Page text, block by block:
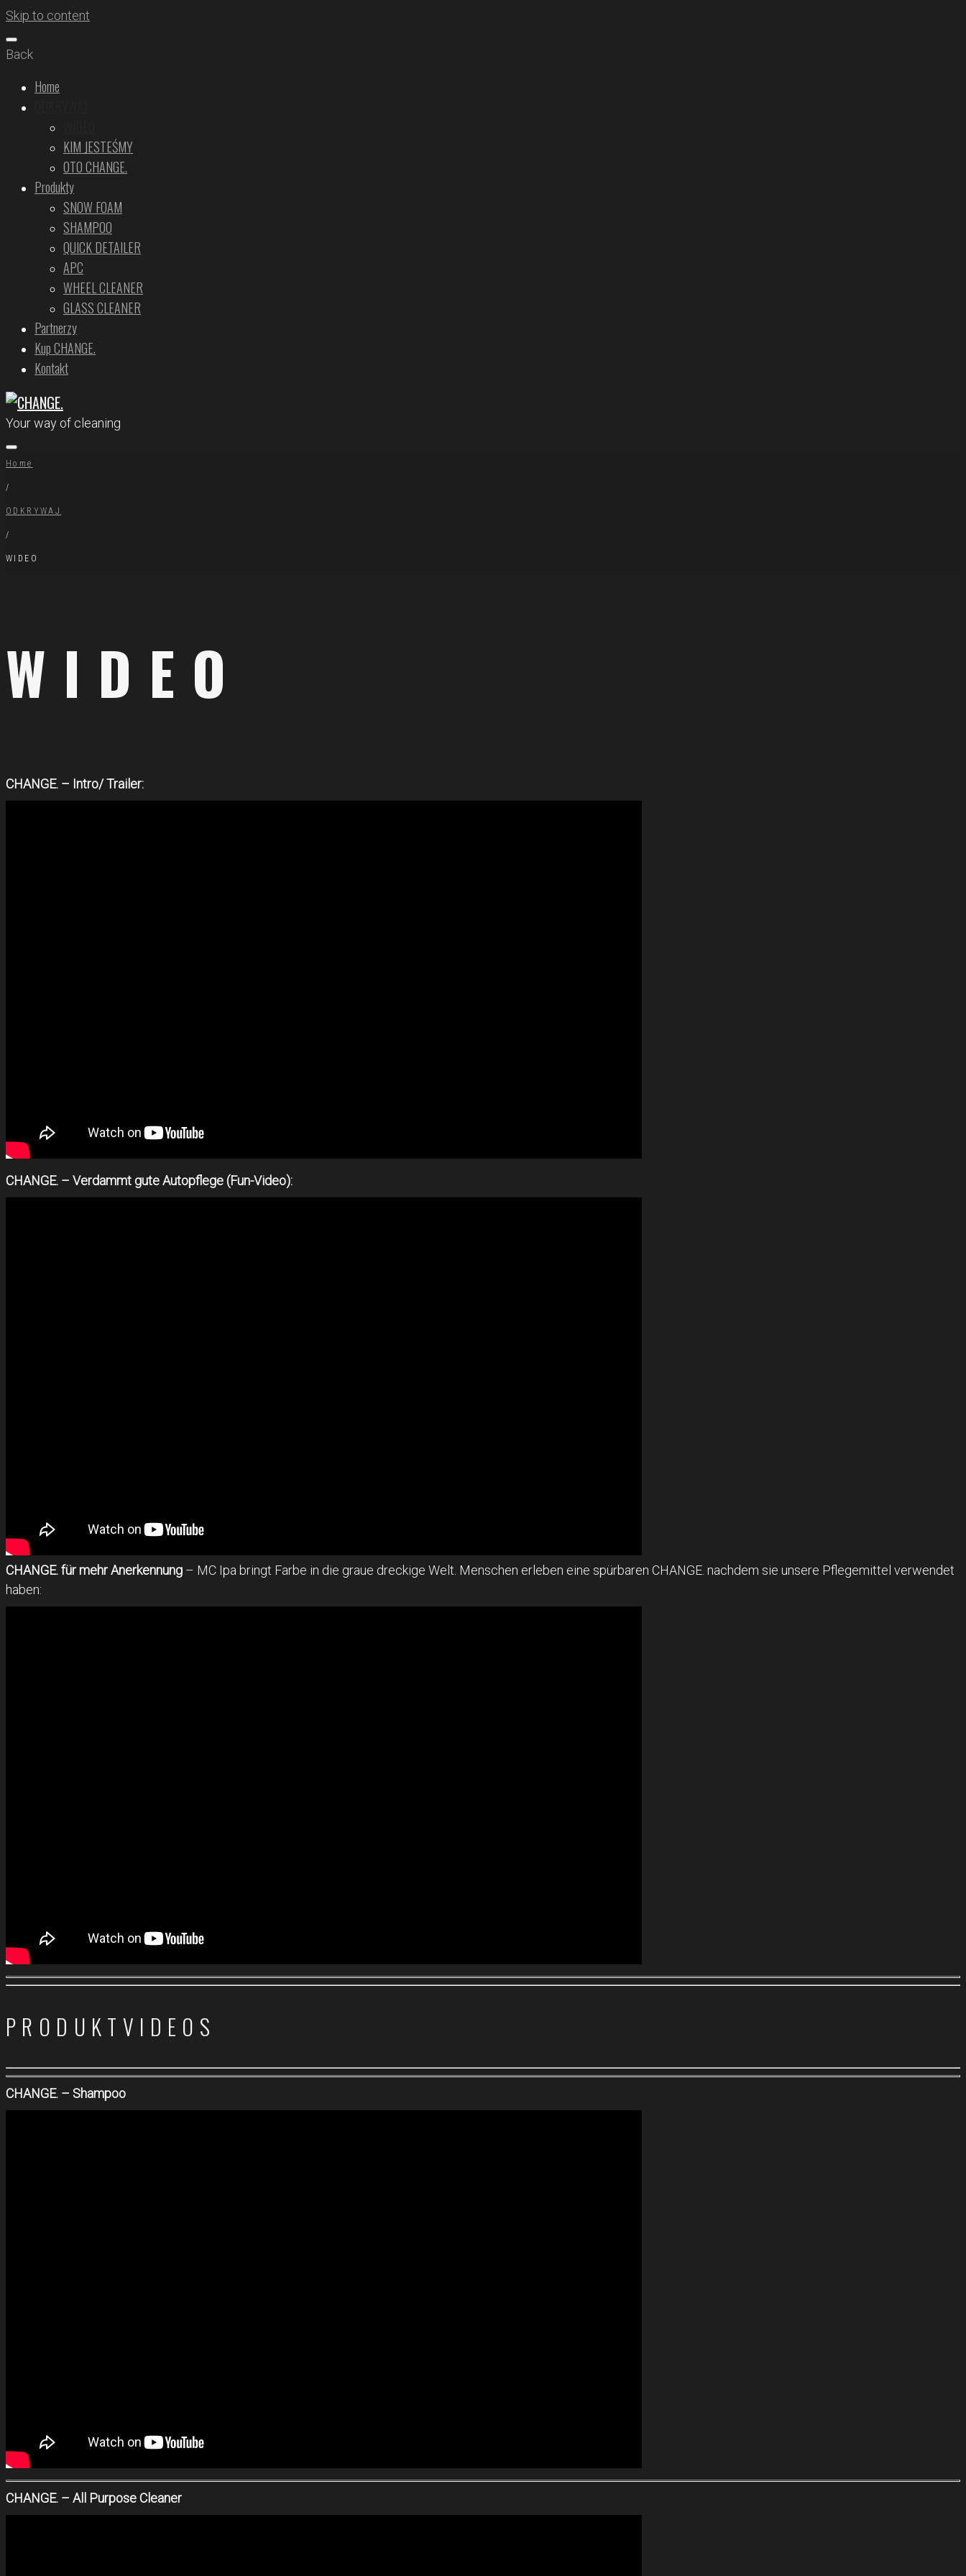
Skip to content
Back
Home
KIM JESTEŚMY
OTO CHANGE.
Produkty
SNOW FOAM
SHAMPOO
QUICK DETAILER
APC
WHEEL CLEANER
GLASS CLEANER
Partnerzy
Kup CHANGE.
Kontakt
Your way of cleaning
Home
/
ODKRYWAJ
/
WIDEO
WIDEO
CHANGE. – Intro/ Trailer:
CHANGE. – Verdammt gute Autopflege (Fun-Video):
CHANGE. für mehr Anerkennung – MC Ipa bringt Farbe in die graue dreckige Welt. Menschen erleben eine spürbaren CHANGE. nachdem sie unsere Pflegemittel verwendet
haben:
PRODUKTVIDEOS
CHANGE. – Shampoo
CHANGE. – All Purpose Cleaner